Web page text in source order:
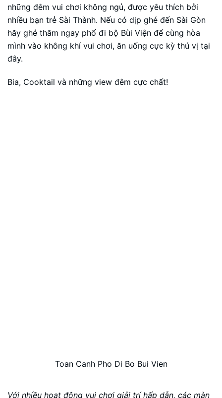
những đêm vui chơi không ngủ, được yêu thích bởi
nhiều bạn trẻ Sài Thành. Nếu có dịp ghé đến Sài Gòn
hãy ghé thăm ngay phố đi bộ Bùi Viện để cùng hòa
mình vào không khí vui chơi, ăn uống cực kỳ thú vị tại
đây.
Bia, Cooktail và những view đêm cực chất!
Toan Canh Pho Di Bo Bui Vien
Với nhiều hoạt động vui chơi giải trí hấp dẫn, các màn